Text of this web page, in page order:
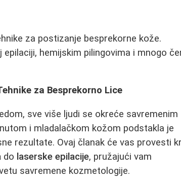
za postizanje besprekorne kože.
hemijskim pilingovima i mnogo
za Besprekorno Lice
sve više ljudi se okreće savremenim
i mladalačkom kožom podstakla je
rezultate. Ovaj članak će vas provesti
do laserske epilacije, pružajući vam
savremene kozmetologije.